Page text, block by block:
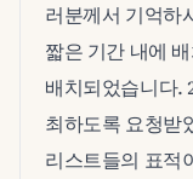
러분께서 기억하
짧은 기간 내에
배치되었습니다.
최하도록 요청받
리스트들의 표적